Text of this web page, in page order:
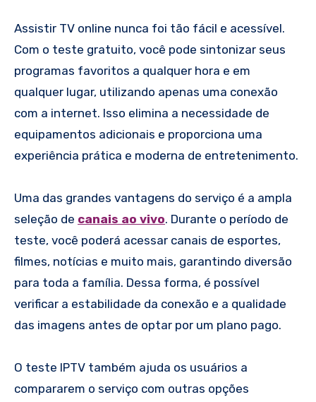
Assistir TV online nunca foi tão fácil e acessível.
Com o teste gratuito, você pode sintonizar seus
programas favoritos a qualquer hora e em
qualquer lugar, utilizando apenas uma conexão
com a internet. Isso elimina a necessidade de
equipamentos adicionais e proporciona uma
experiência prática e moderna de entretenimento.
Uma das grandes vantagens do serviço é a ampla
seleção de canais ao vivo. Durante o período de
teste, você poderá acessar canais de esportes,
filmes, notícias e muito mais, garantindo diversão
para toda a família. Dessa forma, é possível
verificar a estabilidade da conexão e a qualidade
das imagens antes de optar por um plano pago.
O teste IPTV também ajuda os usuários a
compararem o serviço com outras opções